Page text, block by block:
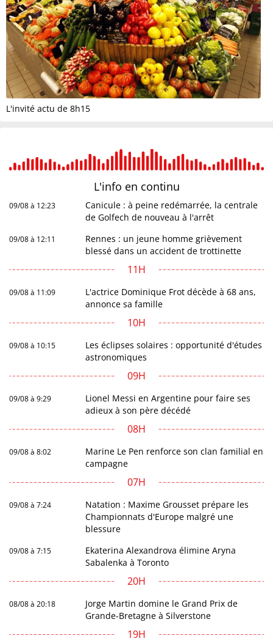
L'invité actu de 8h15
L'info en continu
09/08 à 12:23
Canicule : à peine redémarrée, la centrale
de Golfech de nouveau à l'arrêt
09/08 à 12:11
Rennes : un jeune homme grièvement
blessé dans un accident de trottinette
11H
09/08 à 11:09
L'actrice Dominique Frot décède à 68 ans,
annonce sa famille
10H
09/08 à 10:15
Les éclipses solaires : opportunité d'études
astronomiques
09H
09/08 à 9:29
Lionel Messi en Argentine pour faire ses
adieux à son père décédé
08H
09/08 à 8:02
Marine Le Pen renforce son clan familial en
campagne
07H
09/08 à 7:24
Natation : Maxime Grousset prépare les
Championnats d'Europe malgré une
blessure
09/08 à 7:15
Ekaterina Alexandrova élimine Aryna
Sabalenka à Toronto
20H
08/08 à 20:18
Jorge Martin domine le Grand Prix de
Grande-Bretagne à Silverstone
19H